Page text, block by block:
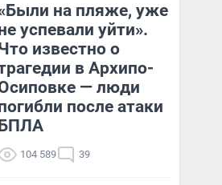
на пляже, уже
успевали уйти».
известно о
в Архипо-
— люди
после атаки
104 589 39